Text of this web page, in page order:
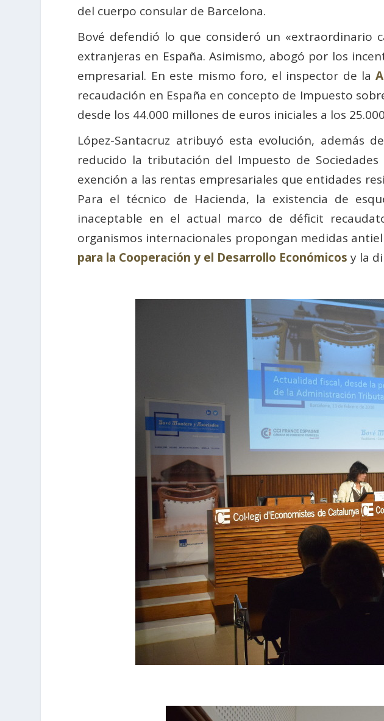
del cuerpo consular de Barcelona.
Bové defendió lo que consideró un «extraordinario
extranjeras en España. Asimismo, abogó por los
empresarial. En este mismo foro, el inspector de la
recaudación en España en concepto de Impuesto
desde los 44.000 millones de euros iniciales a los
López-Santacruz atribuyó esta evolución, además
reducido la tributación del Impuesto de
exención a las rentas empresariales que entidades
Para el técnico de Hacienda, la existencia de
inaceptable en el actual marco de déficit
organismos internacionales propongan medidas
para la Cooperación y el Desarrollo Económicos y la